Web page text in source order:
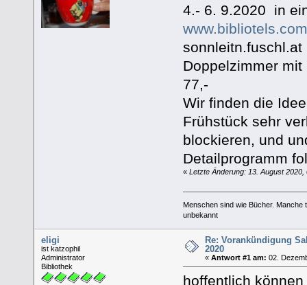
4.- 6. 9.2020 in
www.bibliotels.com
sonnleitn.fuschl.at
Doppelzimmer
77,-
Wir finden die
Frühstück sehr
blockieren, und
Detailprogramm
« Letzte Änderung: 13. August 2020,
Menschen sind wie Bücher. Manche
unbekannt
eligi
ist katzophil
Administrator
Bibliothek
Re: Vorankündigung
2020
«Antwort #1 am: 02.
hoffentlich